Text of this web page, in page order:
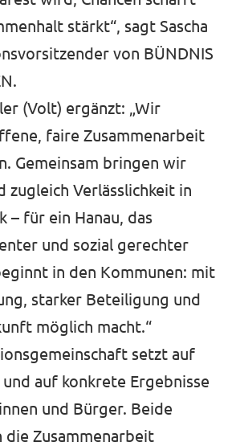
stärkt“, sagt Sascha
von BÜNDNIS
(Volt) ergänzt: „Wir
faire Zusammenarbeit
Gemeinsam bringen wir
zugleich Verlässlichkeit in
– für ein Hanau, das
und sozial gerechter
in den Kommunen: mit
starker Beteiligung und
möglich macht.“
setzt auf
auf konkrete Ergebnisse
und Bürger. Beide
Zusammenarbeit